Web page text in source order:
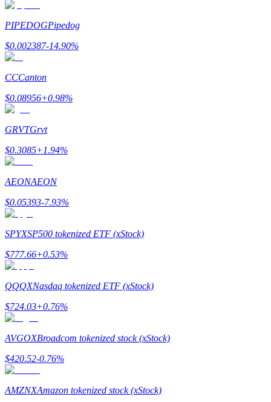
Bitrue Partners
Afiliados de Bitrue
¡Hasta un 65% de comisiones!
PIPEDOGPipedog
$0.002387-14.90%
CCCanton
$0.08956+0.98%
GRVTGrvt
$0.3085+1.94%
AEONAEON
$0.05393-7.93%
SPYXSP500 tokenized ETF (xStock)
$777.66+0.53%
QQQXNasdaq tokenized ETF (xStock)
$724.03+0.76%
AVGOXBroadcom tokenized stock (xStock)
$420.52-0.76%
AMZNXAmazon tokenized stock (xStock)